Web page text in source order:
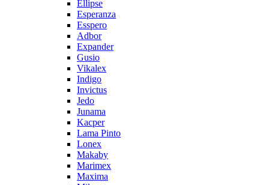
Ellipse
Esperanza
Esspero
Adbor
Expander
Gusio
Vikalex
Indigo
Invictus
Jedo
Junama
Kacper
Lama Pinto
Lonex
Makaby
Marimex
Maxima